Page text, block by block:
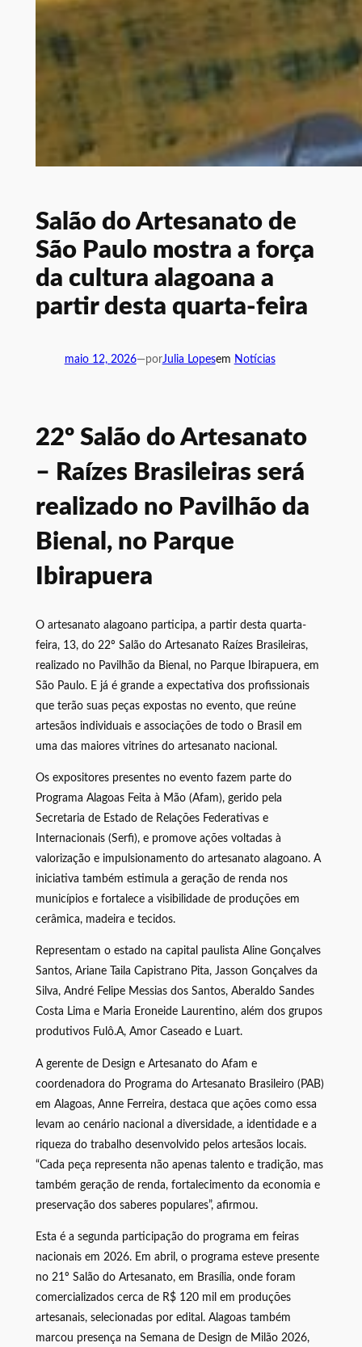
Salão do Artesanato de
São Paulo mostra a força
da cultura alagoana a
partir desta quarta-feira
maio 12, 2026—porJulia Lopesem Notícias
22º Salão do Artesanato
– Raízes Brasileiras será
realizado no Pavilhão da
Bienal, no Parque
Ibirapuera
O artesanato alagoano participa, a partir desta quarta-
feira, 13, do 22º Salão do Artesanato Raízes Brasileiras,
realizado no Pavilhão da Bienal, no Parque Ibirapuera, em
São Paulo. E já é grande a expectativa dos profissionais
que terão suas peças expostas no evento, que reúne
artesãos individuais e associações de todo o Brasil em
uma das maiores vitrines do artesanato nacional.
Os expositores presentes no evento fazem parte do
Programa Alagoas Feita à Mão (Afam), gerido pela
Secretaria de Estado de Relações Federativas e
Internacionais (Serfi), e promove ações voltadas à
valorização e impulsionamento do artesanato alagoano. A
iniciativa também estimula a geração de renda nos
municípios e fortalece a visibilidade de produções em
cerâmica, madeira e tecidos.
Representam o estado na capital paulista Aline Gonçalves
Santos, Ariane Taila Capistrano Pita, Jasson Gonçalves da
Silva, André Felipe Messias dos Santos, Aberaldo Sandes
Costa Lima e Maria Eroneide Laurentino, além dos grupos
produtivos Fulô.A, Amor Caseado e Luart.
A gerente de Design e Artesanato do Afam e
coordenadora do Programa do Artesanato Brasileiro (PAB)
em Alagoas, Anne Ferreira, destaca que ações como essa
levam ao cenário nacional a diversidade, a identidade e a
riqueza do trabalho desenvolvido pelos artesãos locais.
“Cada peça representa não apenas talento e tradição, mas
também geração de renda, fortalecimento da economia e
preservação dos saberes populares”, afirmou.
Esta é a segunda participação do programa em feiras
nacionais em 2026. Em abril, o programa esteve presente
no 21º Salão do Artesanato, em Brasília, onde foram
comercializados cerca de R$ 120 mil em produções
artesanais, selecionadas por edital. Alagoas também
marcou presença na Semana de Design de Milão 2026,